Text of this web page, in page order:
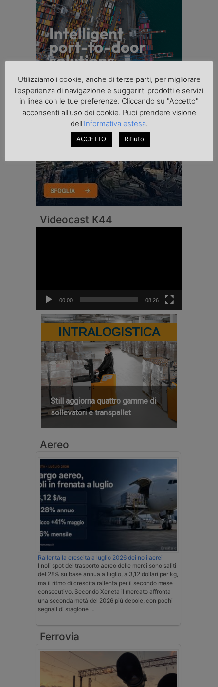
Videocast K44
00:00 08:26
INTRALOGISTICA
Still aggiorna quattro gamme di
sollevatori e transpallet
Aereo
Rallenta la crescita a luglio 2026 dei noli aerei
I noli spot del trasporto aereo delle merci sono saliti
del 28% su base annua a luglio, a 3,12 dollari per kg,
ma il ritmo di crescita rallenta per il secondo mese
consecutivo. Secondo Xeneta il mercato affronta
una seconda metà del 2026 più debole, con pochi
segnali di stagione …
Ferrovia
Utilizziamo i cookie, anche di terze parti, per migliorare
l'esperienza di navigazione e suggerirti prodotti e servizi
in linea con le tue preferenze. Cliccando su "Accetto"
acconsenti all'uso dei cookie. Puoi prendere visione
dell'Informativa estesa.
ACCETTO Rifiuto